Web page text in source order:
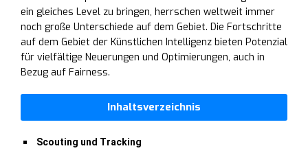
ein gleiches Level zu bringen, herrschen weltweit immer
noch große Unterschiede auf dem Gebiet. Die Fortschritte
auf dem Gebiet der Künstlichen Intelligenz bieten Potenzial
für vielfältige Neuerungen und Optimierungen, auch in
Bezug auf Fairness.
Inhaltsverzeichnis
Scouting und Tracking